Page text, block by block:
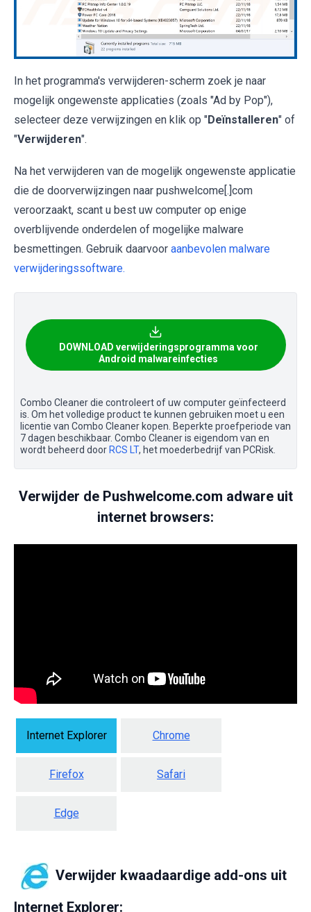
In het programma's verwijderen-scherm zoek je naar
mogelijk ongewenste applicaties (zoals "Ad by Pop"),
selecteer deze verwijzingen en klik op "Deïnstalleren" of
"Verwijderen".
Na het verwijderen van de mogelijk ongewenste applicatie
die de doorverwijzingen naar pushwelcome[.]com
veroorzaakt, scant u best uw computer op enige
overblijvende onderdelen of mogelijke malware
besmettingen. Gebruik daarvoor aanbevolen malware
verwijderingssoftware.
DOWNLOAD verwijderingsprogramma voor
Android malwareinfecties
Combo Cleaner die controleert of uw computer geïnfecteerd
is. Om het volledige product te kunnen gebruiken moet u een
licentie van Combo Cleaner kopen. Beperkte proefperiode van
7 dagen beschikbaar. Combo Cleaner is eigendom van en
wordt beheerd door RCS LT, het moederbedrijf van PCRisk.
Verwijder de Pushwelcome.com adware uit
internet browsers:
Internet Explorer Chrome
Firefox Safari
Edge
Verwijder kwaadaardige add-ons uit
Internet Explorer: